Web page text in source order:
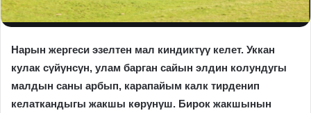
Нарын жергеси эзелтен мал киндиктγγ келет. Уккан
кулак сγйγнсγн, улам барган сайын элдин колундугы
малдын саны арбып, карапайым калк тирденип
келаткандыгы жакшы көрγнγш. Бирок жакшынын